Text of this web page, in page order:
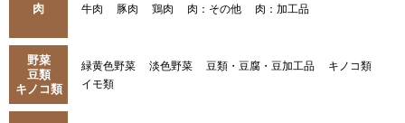
肉 牛肉 豚肉 鶏肉 肉：その他 肉：加工品
野菜
豆類
キノコ類
緑黄色野菜 淡色野菜 豆類・豆腐・豆加工品
キノコ類
イモ類